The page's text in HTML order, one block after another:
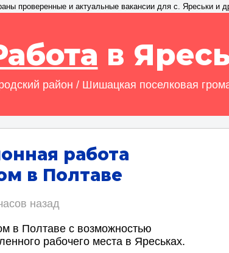
проверенные и актуальные вакансии для с. Яреськи и
в
район / Шишацкая поселковая
работа
в Полтаве
назад
в Полтаве с возможностью
рабочего места в Яреськах.